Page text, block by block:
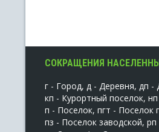
СОКРАЩЕНИЯ
г - Город, д - Деревня, дп -
кп - Курортный поселок,
п - Поселок, пгт - Поселок
пз - Поселок заводской,